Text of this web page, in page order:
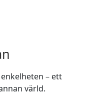
– ett
värld.